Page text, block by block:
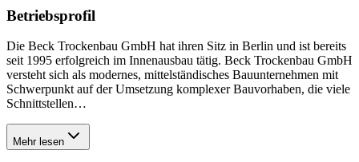
Betriebsprofil
Die Beck Trockenbau GmbH hat ihren Sitz in Berlin und ist bereits
seit 1995 erfolgreich im Innenausbau tätig. Beck Trockenbau GmbH
versteht sich als modernes, mittelständisches Bauunternehmen mit
Schwerpunkt auf der Umsetzung komplexer Bauvorhaben, die viele
Schnittstellen…
Mehr lesen